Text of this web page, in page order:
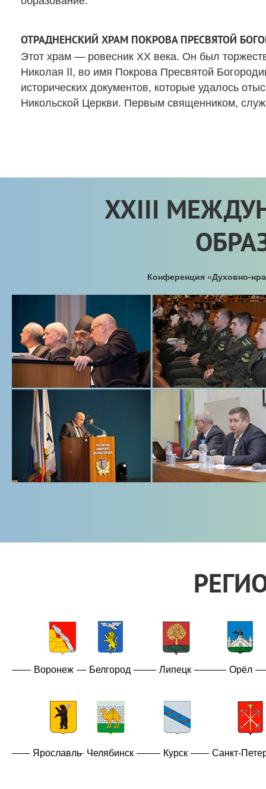
ОТРАДНЕНСКИЙ ХРАМ ПОКРОВА ПРЕСВЯТОЙ
Этот храм — ровесник ХХ века. Он был
Николая II, во имя Покрова Пресвятой
исторических документов, которые удалось
Никольской Церкви. Первым священником,
XXIII
Конференция «Духовно-
Воронеж Белгород Липецк Орёл
Ярославль Челябинск Курск Санкт-